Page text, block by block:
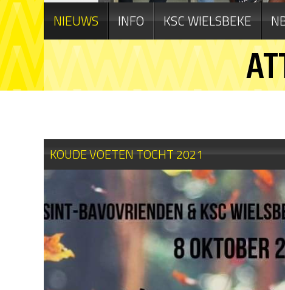
NIEUWS INFO KSC WIELSBEKE
KOUDE VOETEN TOCHT 2021